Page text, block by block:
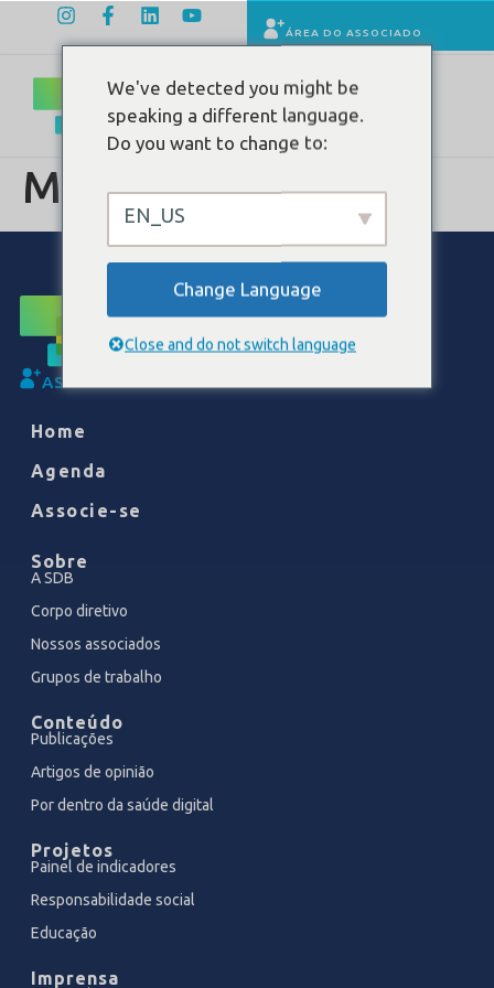
ÁREA DO ASSOCIADO
MEVO
ASSOCIE-SE
Home
Agenda
Associe-se
Sobre
A SDB
Corpo diretivo
Nossos associados
Grupos de trabalho
Conteúdo
Publicações
Artigos de opinião
Por dentro da saúde digital
Projetos
Painel de indicadores
Responsabilidade social
Educação
Imprensa
We've detected you might be
speaking a different language.
Do you want to change to:
EN_US
Change Language
Close and do not switch language